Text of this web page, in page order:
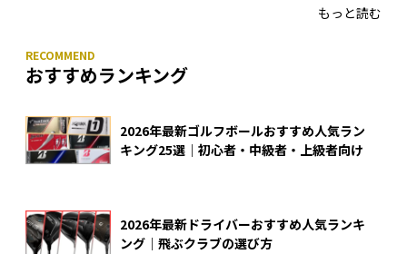
もっと読む
おすすめランキング
2026年最新ゴルフボールおすすめ人気ラン
キング25選｜初心者・中級者・上級者向け
2026年最新ドライバーおすすめ人気ランキ
ング｜飛ぶクラブの選び方